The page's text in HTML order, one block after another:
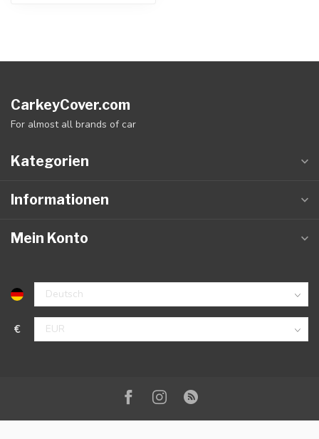
CarkeyCover.com
For almost all brands of car
Kategorien
Informationen
Mein Konto
€